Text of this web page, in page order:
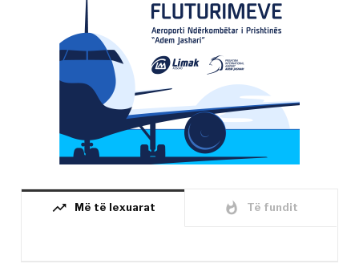
trending_up Më të lexuarat whatshot Të fundit